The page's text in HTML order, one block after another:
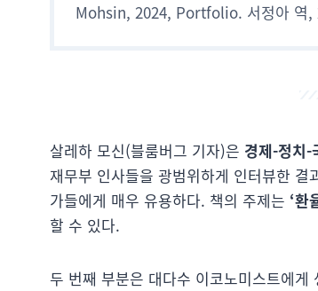
Mohsin, 2024, Portfolio. 서정아 역,
살레하 모신(블룸버그 기자)은 경제-정치-
재무부 인사들을 광범위하게 인터뷰한
가들에게 매우 유용하다. 책의 주제는 ‘환
할 수 있다.
두 번째 부분은 대다수 이코노미스트에